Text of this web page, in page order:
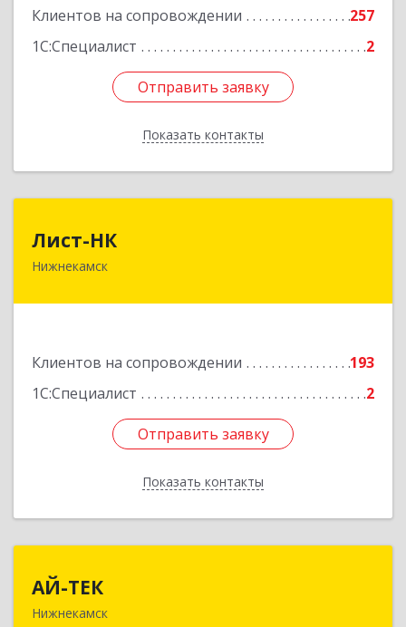
Клиентов на сопровождении
257
1С:Специалист
2
Отправить заявку
Показать контакты
Отправить заявку
Назад
Лист-НК
Нижнекамск
Клиентов на сопровождении
193
1С:Специалист
2
Отправить заявку
Показать контакты
423585, Татарстан Респ, Нижнекамский р-н,
Отправить заявку
Назад
АЙ-ТЕК
Нижнекамск
423570, Татарстан Респ, Нижнекамский р-н,